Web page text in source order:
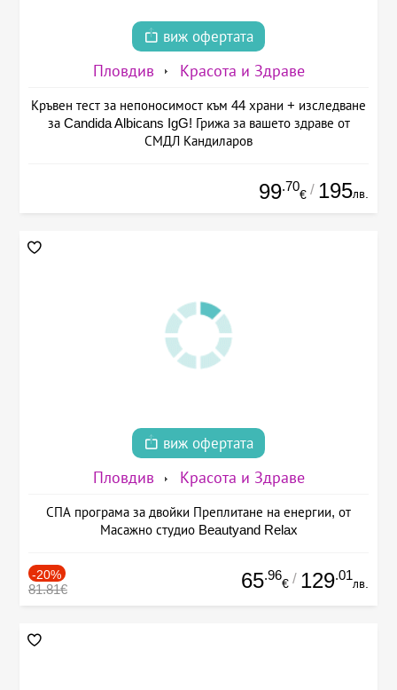
виж офертата
Пловдив Красота и Здраве
Кръвен тест за непоносимост към 44 храни + изследване
за Candida Albicans IgG! Грижа за вашето здраве от
СМДЛ Кандиларов
99.70
€ / 195лв.
виж офертата
Пловдив Красота и Здраве
СПА програма за двойки Преплитане на енергии, от
Масажно студио Beautyand Relax
-20%
81.81€ 65.96
€ / 129.01
лв.